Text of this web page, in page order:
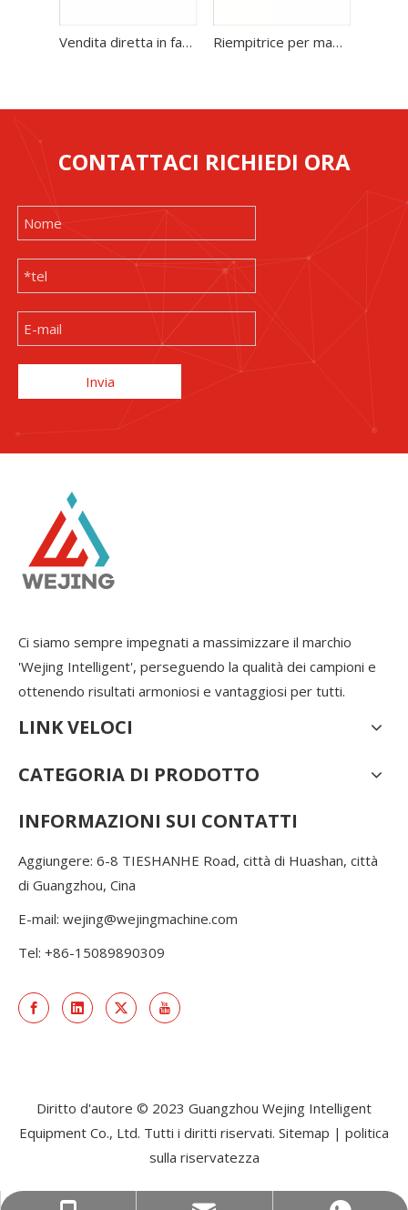
Vendita diretta in fabbrica della macchina imballatrice per il riempimento della maschera facciale di bellezza cosmetica a 10 teste Riempitrice per maschere facciali a 6 teste per maschera facciale di bellezza
CONTATTACI RICHIEDI ORA
Invia
Ci siamo sempre impegnati a massimizzare il marchio
'Wejing Intelligent', perseguendo la qualità dei campioni e
ottenendo risultati armoniosi e vantaggiosi per tutti.
LINK VELOCI
CATEGORIA DI PRODOTTO
INFORMAZIONI SUI CONTATTI
Aggiungere: 6-8 TIESHANHE Road, città di Huashan, città
di Guangzhou, Cina
E-mail: wejing@wejingmachine.com
Tel: +86-15089890309
Diritto d'autore © 2023 Guangzhou Wejing Intelligent
Equipment Co., Ltd. Tutti i diritti riservati. Sitemap | politica
sulla riservatezza